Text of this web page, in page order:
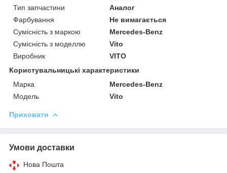
Тип запчастини
Аналог
Фарбування
Не вимагається
Сумісність з маркою
Mercedes-Benz
Сумісність з моделлю
Vito
Виробник
VITO
Користувальницькі характеристики
Марка
Mercedes-Benz
Модель
Vito
Приховати
Умови доставки
Нова Пошта